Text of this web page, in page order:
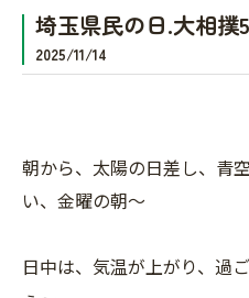
埼玉県民の日.大相
2025/11/14
朝から、太陽の日差し、青
い、金曜の朝〜
日中は、気温が上がり、過